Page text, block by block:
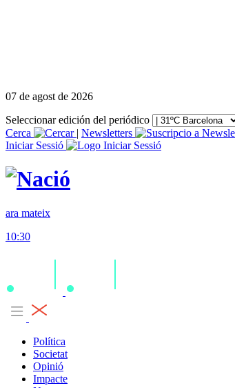
07 de agost de 2026
Seleccionar edición del periódico
Cerca
| Newsletters
Iniciar Sessió
ara mateix
10:30
Política
Societat
Opinió
Impacte